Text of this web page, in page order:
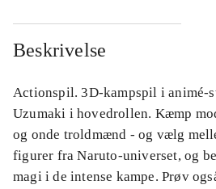
Beskrivelse
Actionspil. 3D-kampspil i animé-
Uzumaki i hovedrollen. Kæmp
og onde troldmænd - og vælg
figurer fra Naruto-universet, og
magi i de intense kampe. Prøv